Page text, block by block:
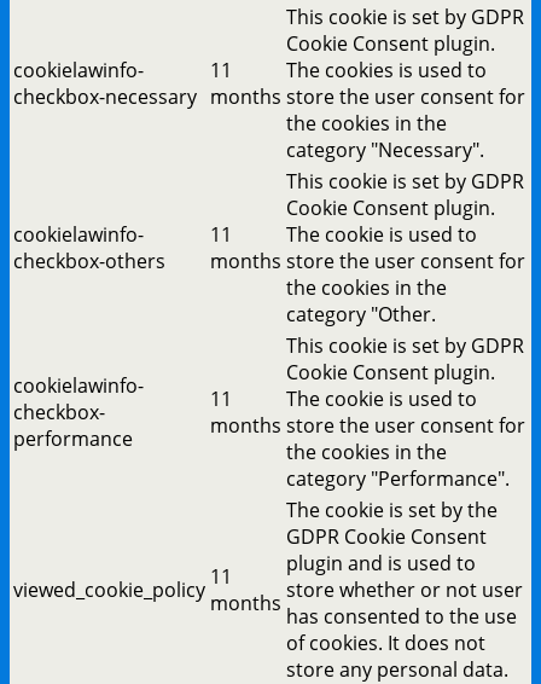
cookielawinfo-
checkbox-necessary
11
months
This cookie is set by GDPR
Cookie Consent plugin.
The cookies is used to
store the user consent for
the cookies in the
category "Necessary".
cookielawinfo-
checkbox-others
11
months
This cookie is set by GDPR
Cookie Consent plugin.
The cookie is used to
store the user consent for
the cookies in the
category "Other.
cookielawinfo-
checkbox-
performance
11
months
This cookie is set by GDPR
Cookie Consent plugin.
The cookie is used to
store the user consent for
the cookies in the
category "Performance".
viewed_cookie_policy 11
months
The cookie is set by the
GDPR Cookie Consent
plugin and is used to
store whether or not user
has consented to the use
of cookies. It does not
store any personal data.